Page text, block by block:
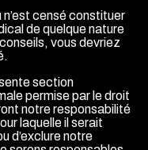
censé constituer
de quelque nature
vous devriez
section
permise par le droit
notre responsabilité
laquelle il serait
d’exclure notre